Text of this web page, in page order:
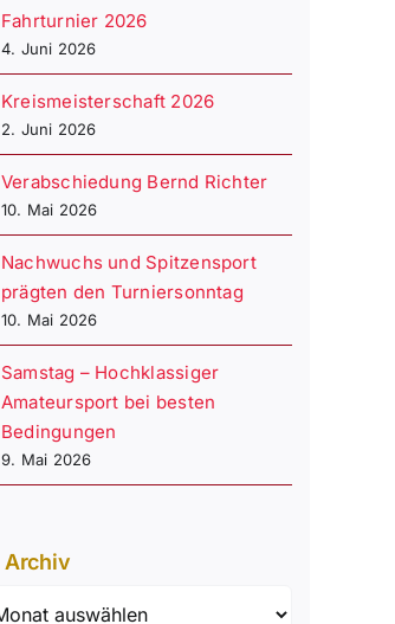
Fahrturnier 2026
4. Juni 2026
Kreismeisterschaft 2026
2. Juni 2026
Verabschiedung Bernd Richter
10. Mai 2026
Nachwuchs und Spitzensport
prägten den Turniersonntag
10. Mai 2026
Samstag – Hochklassiger
Amateursport bei besten
Bedingungen
9. Mai 2026
Archiv